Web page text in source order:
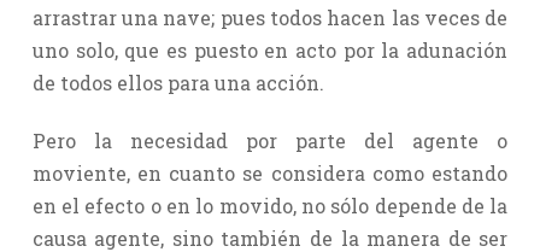
arrastrar una nave; pues todos hacen las veces de
uno solo, que es puesto en acto por la adunación
de todos ellos para una acción.
Pero la necesidad por parte del agente o
moviente, en cuanto se considera como estando
en el efecto o en lo movido, no sólo depende de la
causa agente, sino también de la manera de ser